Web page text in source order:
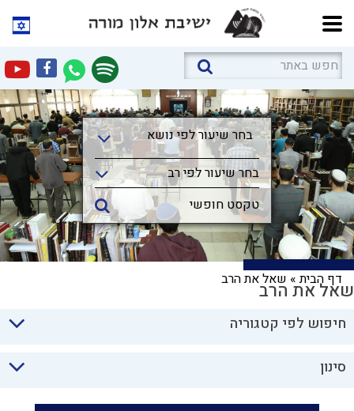
בחר שיעור לפי נושא
בחר שיעור לפי נושא
בחר שיעור לפי רב
דף הבית» שאל את הרבשאל את הרב
חיפוש לפי קטגוריה
סינון